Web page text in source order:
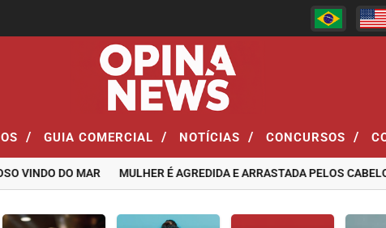
/ GUIA COMERCIAL / NOTÍCIAS / CONCURSOS /
DO MAR MULHER É AGREDIDA E ARRASTADA PELOS CABELOS